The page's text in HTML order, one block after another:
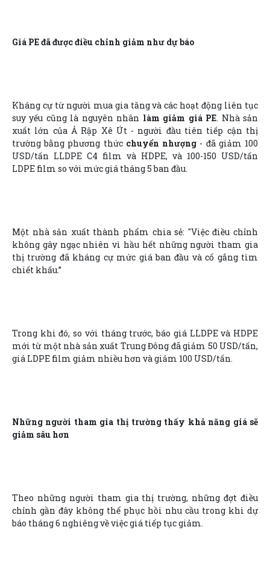
Giá PE đã được điều chỉnh giảm như dự báo
Kháng cự từ người mua gia tăng và các hoạt động liên tục
suy yếu cũng là nguyên nhân làm giảm giá PE. Nhà sản
xuất lớn của Ả Rập Xê Út - người đầu tiên tiếp cận thị
trường bằng phương thức chuyển nhượng - đã giảm 100
USD/tấn LLDPE C4 film và HDPE, và 100-150 USD/tấn
LDPE film so với mức giá tháng 5 ban đầu.
Một nhà sản xuất thành phẩm chia sẻ: "Việc điều chỉnh
không gây ngạc nhiên vì hầu hết những người tham gia
thị trường đã kháng cự mức giá ban đầu và cố gắng tìm
chiết khấu.”
Trong khi đó, so với tháng trước, báo giá LLDPE và HDPE
mới từ một nhà sản xuất Trung Đông đã giảm 50 USD/tấn,
giá LDPE film giảm nhiều hơn và giảm 100 USD/tấn.
Những người tham gia thị trường thấy khả năng giá sẽ
giảm sâu hơn
Theo những người tham gia thị trường, những đợt điều
chỉnh gần đây không thể phục hồi nhu cầu trong khi dự
báo tháng 6 nghiêng về việc giá tiếp tục giảm.